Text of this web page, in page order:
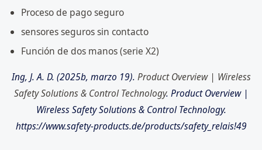
Proceso de pago seguro
sensores seguros sin contacto
Función de dos manos (serie X2)
Ing, J. A. D. (2025b, marzo 19). Product Overview | Wireless
Safety Solutions & Control Technology. Product Overview |
Wireless Safety Solutions & Control Technology.
https://www.safety-products.de/products/safety_relais!49